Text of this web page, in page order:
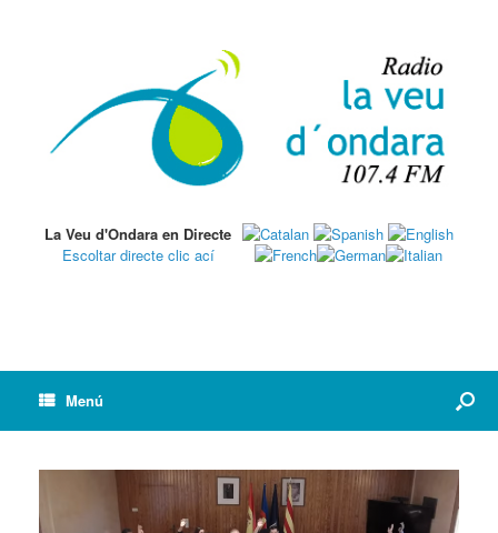
La Veu d'Ondara en Directe
Escoltar directe clic ací
Menú